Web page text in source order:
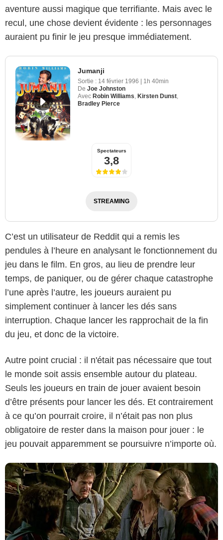
aventure aussi magique que terrifiante. Mais avec le
recul, une chose devient évidente : les personnages
auraient pu finir le jeu presque immédiatement.
Jumanji
Sortie : 14 février 1996 | 1h 40min
De Joe Johnston
Avec Robin Williams Kirsten Dunst
Bradley Pierce
Spectateurs
3,8
STREAMING
C’est un utilisateur de Reddit qui a remis les
pendules à l’heure en analysant le fonctionnement du
jeu dans le film. En gros, au lieu de prendre leur
temps, de paniquer, ou de gérer chaque catastrophe
l’une après l’autre, les joueurs auraient pu
simplement continuer à lancer les dés sans
interruption. Chaque lancer les rapprochait de la fin
du jeu, et donc de la victoire.
Autre point crucial : il n'était pas nécessaire que tout
le monde soit assis ensemble autour du plateau.
Seuls les joueurs en train de jouer avaient besoin
d’être présents pour lancer les dés. Et contrairement
à ce qu’on pourrait croire, il n’était pas non plus
obligatoire de rester dans la maison pour jouer : le
jeu pouvait apparemment se poursuivre n’importe où.